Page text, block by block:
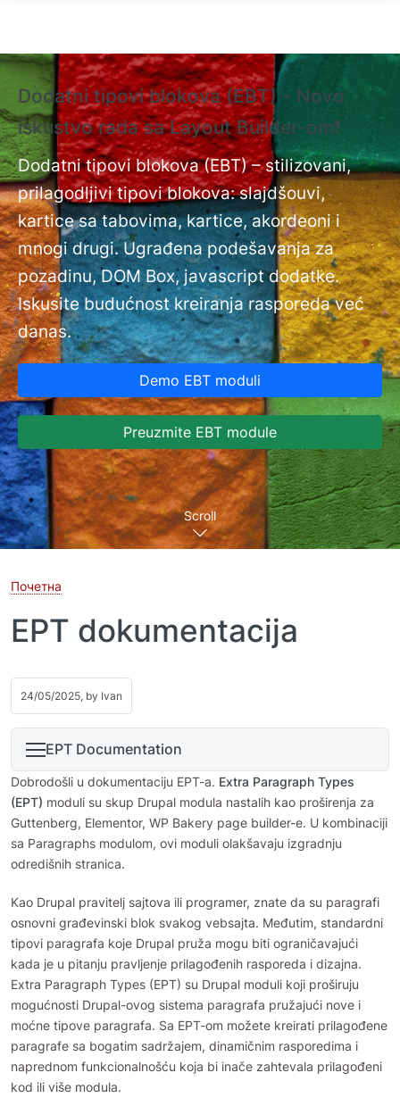
Dodatni tipovi blokova (EBT) - Novo
iskustvo rada sa Layout Builder-om❗
Dodatni tipovi blokova (EBT) – stilizovani,
prilagodljivi tipovi blokova: slajdšouvi,
kartice sa tabovima, kartice, akordeoni i
mnogi drugi. Ugrađena podešavanja za
pozadinu, DOM Box, javascript dodatke.
Iskusite budućnost kreiranja rasporeda već
danas.
Demo EBT moduli
Preuzmite EBT module
na
Scroll
Почетна
EPT dokumentacija
24/05/2025, by Ivan
EPT Documentation
Dobrodošli u dokumentaciju EPT-a. Extra Paragraph Types
(EPT) moduli su skup Drupal modula nastalih kao proširenja za
Guttenberg, Elementor, WP Bakery page builder-e. U kombinaciji
sa Paragraphs modulom, ovi moduli olakšavaju izgradnju
odredišnih stranica.
Kao Drupal pravitelj sajtova ili programer, znate da su paragrafi
osnovni građevinski blok svakog vebsajta. Međutim, standardni
tipovi paragrafa koje Drupal pruža mogu biti ograničavajući
kada je u pitanju pravljenje prilagođenih rasporeda i dizajna.
Extra Paragraph Types (EPT) su Drupal moduli koji proširuju
mogućnosti Drupal-ovog sistema paragrafa pružajući nove i
moćne tipove paragrafa. Sa EPT-om možete kreirati prilagođene
paragrafe sa bogatim sadržajem, dinamičnim rasporedima i
naprednom funkcionalnošću koja bi inače zahtevala prilagođeni
kod ili više modula.